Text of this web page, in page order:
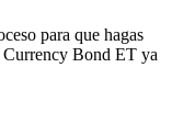
para que hagas
Bond ET ya